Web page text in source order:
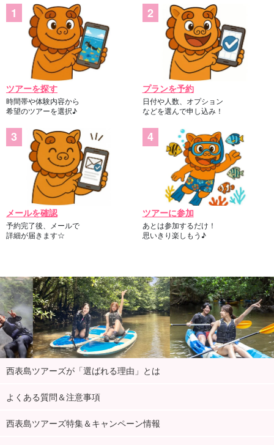
ツアーを探す
時間帯や体験内容から
希望のツアーを選択♪
プランを予約
日付や人数、オプション
などを選んで申し込み！
メールを確認
予約完了後、メールで
詳細が届きます☆
ツアーに参加
あとは参加するだけ！
思いきり楽しもう♪
西表島ツアーズが「選ばれる理由」とは
よくある質問＆注意事項
西表島ツアーズ特集＆キャンペーン情報